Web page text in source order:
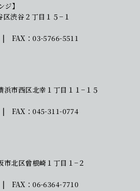
ジ】
渋谷２丁目１５−１
FAX：03-5766-5511
市西区北幸１丁目１１−１５
FAX：045-311-0774
北区曾根崎１丁目１−２
FAX：06-6364-7710